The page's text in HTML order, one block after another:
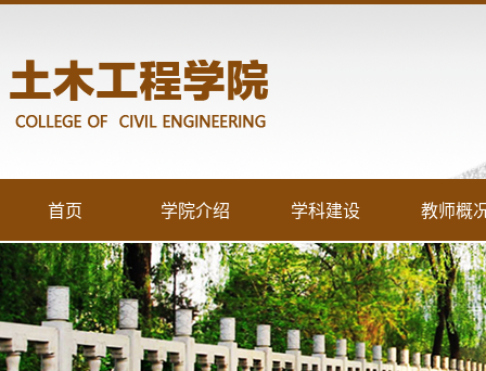
首页 学院介绍 学科建设 教师概